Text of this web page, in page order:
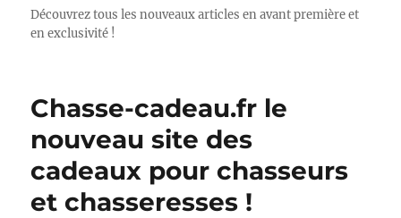
Découvrez tous les nouveaux articles en avant première et
en exclusivité !
Chasse-cadeau.fr le
nouveau site des
cadeaux pour chasseurs
et chasseresses !